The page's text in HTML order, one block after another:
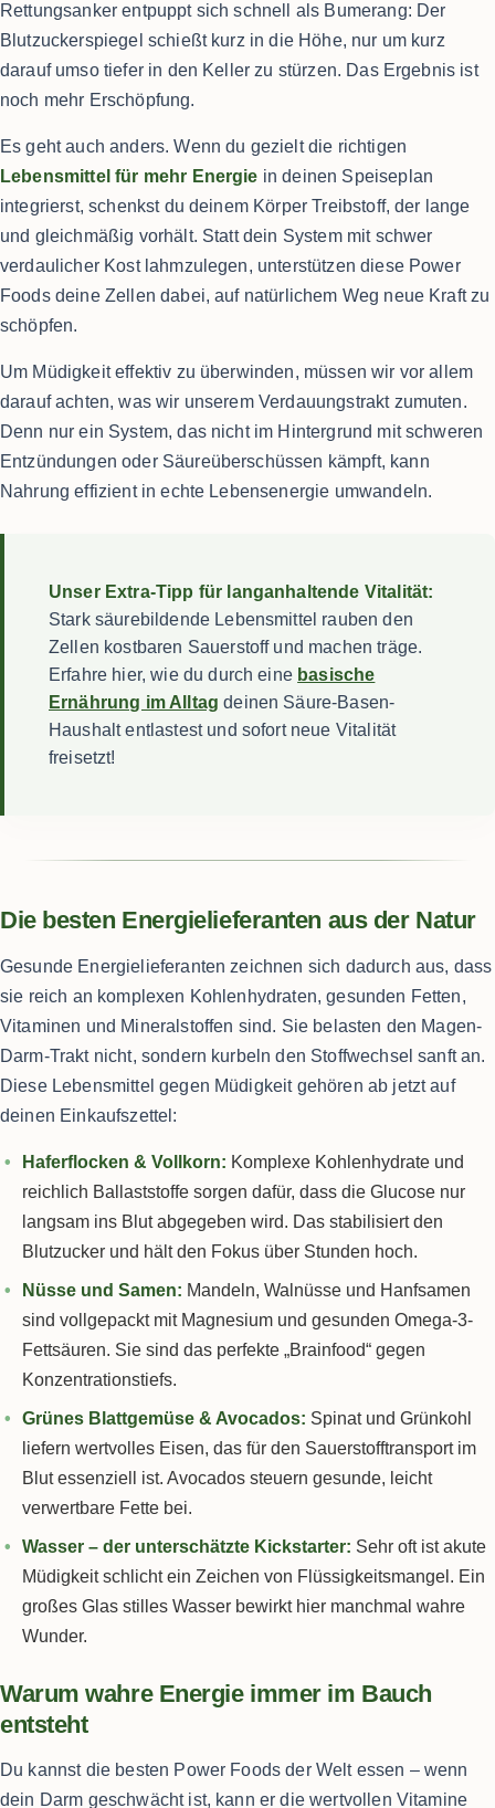
Rettungsanker entpuppt sich schnell als Bumerang: Der
Blutzuckerspiegel schießt kurz in die Höhe, nur um kurz
darauf umso tiefer in den Keller zu stürzen. Das Ergebnis ist
noch mehr Erschöpfung.
Es geht auch anders. Wenn du gezielt die richtigen
Lebensmittel für mehr Energie in deinen Speiseplan
integrierst, schenkst du deinem Körper Treibstoff, der lange
und gleichmäßig vorhält. Statt dein System mit schwer
verdaulicher Kost lahmzulegen, unterstützen diese Power
Foods deine Zellen dabei, auf natürlichem Weg neue Kraft zu
schöpfen.
Um Müdigkeit effektiv zu überwinden, müssen wir vor allem
darauf achten, was wir unserem Verdauungstrakt zumuten.
Denn nur ein System, das nicht im Hintergrund mit schweren
Entzündungen oder Säureüberschüssen kämpft, kann
Nahrung effizient in echte Lebensenergie umwandeln.
Unser Extra-Tipp für langanhaltende Vitalität:
Stark säurebildende Lebensmittel rauben den
Zellen kostbaren Sauerstoff und machen träge.
Erfahre hier, wie du durch eine basische
Ernährung im Alltag deinen Säure-Basen-
Haushalt entlastest und sofort neue Vitalität
freisetzt!
Die besten Energielieferanten aus der Natur
Gesunde Energielieferanten zeichnen sich dadurch aus, dass
sie reich an komplexen Kohlenhydraten, gesunden Fetten,
Vitaminen und Mineralstoffen sind. Sie belasten den Magen-
Darm-Trakt nicht, sondern kurbeln den Stoffwechsel sanft an.
Diese Lebensmittel gegen Müdigkeit gehören ab jetzt auf
deinen Einkaufszettel:
Haferflocken & Vollkorn: Komplexe Kohlenhydrate und
reichlich Ballaststoffe sorgen dafür, dass die Glucose nur
langsam ins Blut abgegeben wird. Das stabilisiert den
Blutzucker und hält den Fokus über Stunden hoch.
Nüsse und Samen: Mandeln, Walnüsse und Hanfsamen
sind vollgepackt mit Magnesium und gesunden Omega-3-
Fettsäuren. Sie sind das perfekte „Brainfood“ gegen
Konzentrationstiefs.
Grünes Blattgemüse & Avocados: Spinat und Grünkohl
liefern wertvolles Eisen, das für den Sauerstofftransport im
Blut essenziell ist. Avocados steuern gesunde, leicht
verwertbare Fette bei.
Wasser – der unterschätzte Kickstarter: Sehr oft ist akute
Müdigkeit schlicht ein Zeichen von Flüssigkeitsmangel. Ein
großes Glas stilles Wasser bewirkt hier manchmal wahre
Wunder.
Warum wahre Energie immer im Bauch
entsteht
Du kannst die besten Power Foods der Welt essen – wenn
dein Darm geschwächt ist, kann er die wertvollen Vitamine